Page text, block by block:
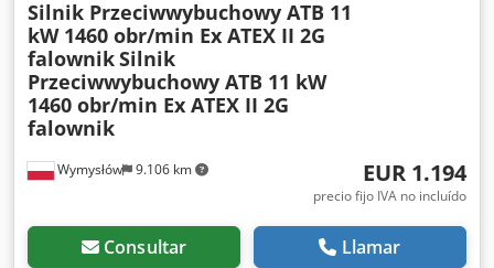
su propio equipo de elevación. - Entregas en todo el
territorio de la República Federal de Alemania, excepto
islas. Entregas a países de la UE según acuerdo individual.
Wymysłów 9.106 km
Silnik Przeciwwybuchowy ATB 11
kW 1460 obr/min Ex ATEX II 2G
falownikSilnik
Przeciwwybuchowy ATB 11 kW
1460 obr/min Ex ATEX II 2G
falownik
EUR 1.194
precio fijo IVA no incluído
Consultar Llamar